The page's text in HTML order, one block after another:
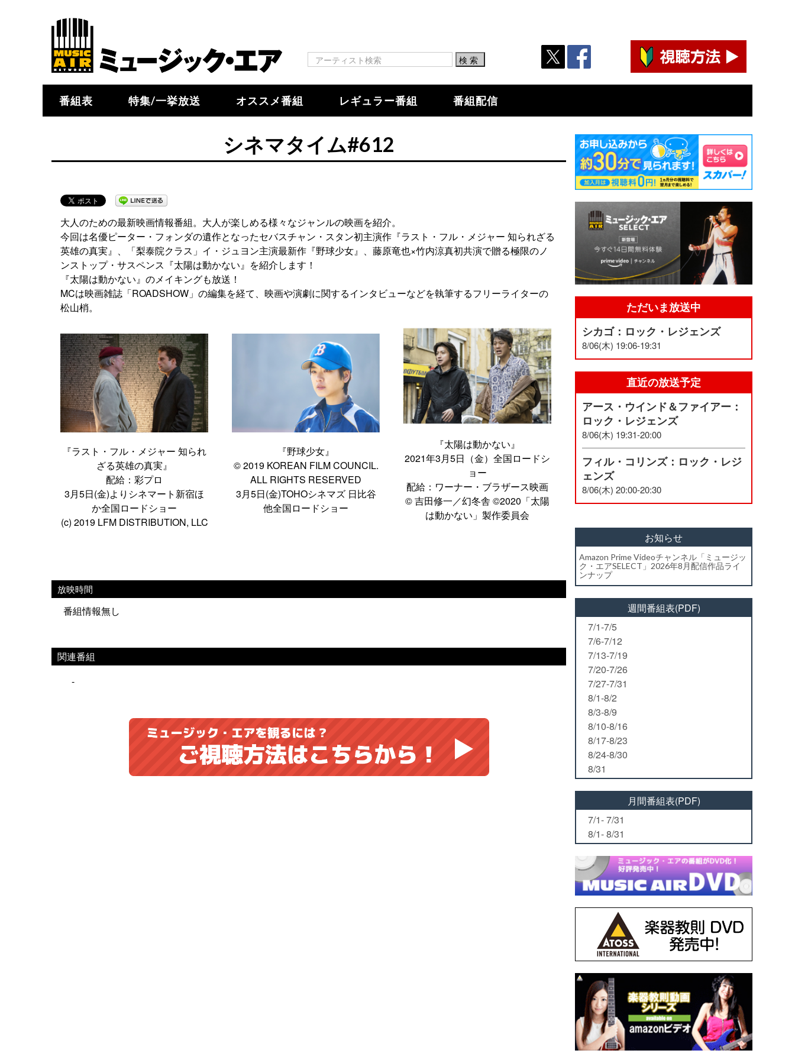
番組表 特集/一挙放送 オススメ番組 レギュラー番組 番組配信
シネマタイム#612
大人のための最新映画情報番組。大人が楽しめる様々なジャンルの映画を紹介。
今回は名優ピーター・フォンダの遺作となったセバスチャン・スタン初主演作『ラスト・フル・メジャー 知られざる
英雄の真実』、「梨泰院クラス」イ・ジュヨン主演最新作『野球少女』、藤原竜也×竹内涼真初共演で贈る極限のノ
ンストップ・サスペンス『太陽は動かない』を紹介します！
『太陽は動かない』のメイキングも放送！
MCは映画雑誌「ROADSHOW」の編集を経て、映画や演劇に関するインタビューなどを執筆するフリーライターの
松山梢。
『ラスト・フル・メジャー 知られ
ざる英雄の真実』
配給：彩プロ
3月5日(金)よりシネマート新宿ほ
か全国ロードショー
(c) 2019 LFM DISTRIBUTION, LLC
『野球少女』
© 2019 KOREAN FILM COUNCIL.
ALL RIGHTS RESERVED
3月5日(金)TOHOシネマズ 日比谷
他全国ロードショー
『太陽は動かない』
2021年3月5日（金）全国ロードシ
ョー
配給：ワーナー・ブラザース映画
© 吉田修一／幻冬舎 ©2020「太陽
は動かない」製作委員会
放映時間
番組情報無し
関連番組
-
ただいま放送中
シカゴ：ロック・レジェンズ
8/06(木) 19:06-19:31
直近の放送予定
アース・ウインド＆ファイアー：
ロック・レジェンズ
8/06(木) 19:31-20:00
フィル・コリンズ：ロック・レジ
ェンズ
8/06(木) 20:00-20:30
お知らせ
Amazon Prime Videoチャンネル「ミュージッ
ク・エアSELECT」2026年8月配信作品ライ
ンナップ
週間番組表(PDF)
7/1-7/5
7/6-7/12
7/13-7/19
7/20-7/26
7/27-7/31
8/1-8/2
8/3-8/9
8/10-8/16
8/17-8/23
8/24-8/30
8/31
月間番組表(PDF)
7/1- 7/31
8/1- 8/31